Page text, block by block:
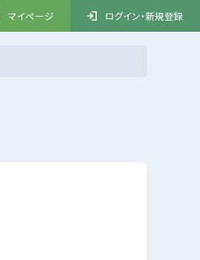
マイページ ログイン・新規登録